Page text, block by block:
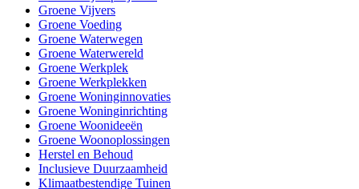
Groene Vijvers
Groene Voeding
Groene Waterwegen
Groene Waterwereld
Groene Werkplek
Groene Werkplekken
Groene Woninginnovaties
Groene Woninginrichting
Groene Woonideeën
Groene Woonoplossingen
Herstel en Behoud
Inclusieve Duurzaamheid
Klimaatbestendige Tuinen